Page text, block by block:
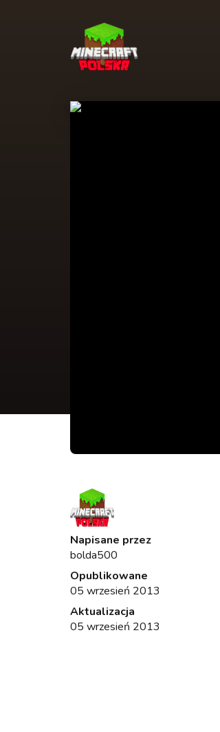
Napisane przez
bolda500
Opublikowane
05 wrzesień 2013
Aktualizacja
05 wrzesień 2013